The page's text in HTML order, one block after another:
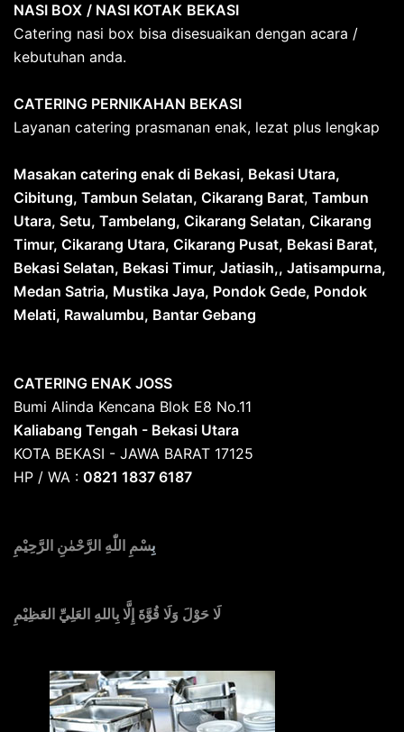
NASI BOX / NASI KOTAK BEKASI
Catering nasi box bisa disesuaikan dengan acara /
kebutuhan anda.
CATERING PERNIKAHAN BEKASI
Layanan catering prasmanan enak, lezat plus lengkap
Masakan catering enak di Bekasi, Bekasi Utara,
Cibitung, Tambun Selatan, Cikarang Barat, Tambun
Utara, Setu, Tambelang, Cikarang Selatan, Cikarang
Timur, Cikarang Utara, Cikarang Pusat, Bekasi Barat,
Bekasi Selatan, Bekasi Timur, Jatiasih,, Jatisampurna,
Medan Satria, Mustika Jaya, Pondok Gede, Pondok
Melati, Rawalumbu, Bantar Gebang
CATERING ENAK JOSS
Bumi Alinda Kencana Blok E8 No.11
Kaliabang Tengah - Bekasi Utara
KOTA BEKASI - JAWA BARAT 17125
HP / WA : 0821 1837 6187
بِسْمِ اللّٰهِ الرَّحْمٰنِ الرَّحِيْمِ
لَا حَوْلَ وَلَا قُوَّةَ إِلَّا بِاللهِ العَلِيِّ العَظِيْمِ